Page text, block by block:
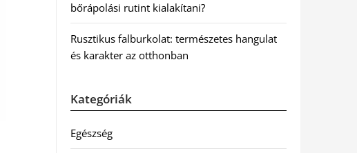
bőrápolási rutint kialakítani?
Rusztikus falburkolat: természetes hangulat
és karakter az otthonban
Kategóriák
Egészség